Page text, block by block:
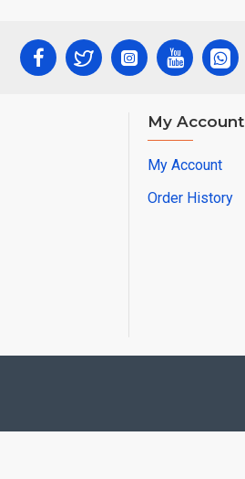
My Account
My Account
Order History